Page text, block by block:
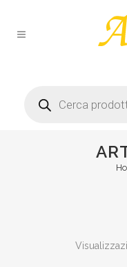
search